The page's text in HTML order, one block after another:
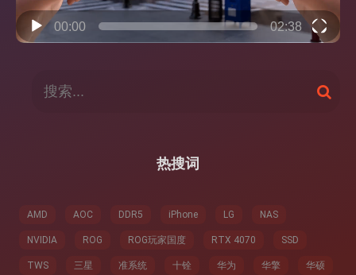
00:00 02:38
搜
索
热搜词
AMD AOC DDR5 iPhone LG NAS
NVIDIA ROG ROG玩家国度 RTX 4070 SSD
TWS 三星 准系统 十铨 华为 华擎 华硕